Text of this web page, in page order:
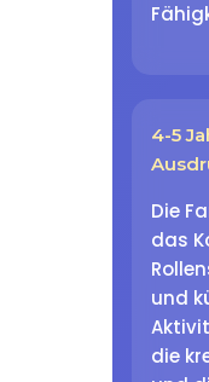
4-5
Die
das
und
die